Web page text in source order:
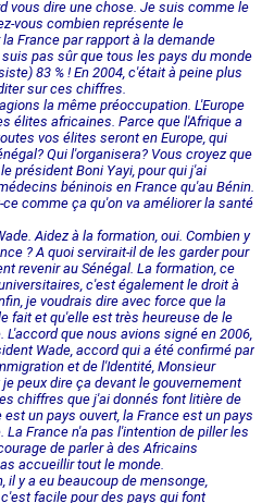
vous dire une chose. Je suis comme le
vous combien représente le
France par rapport à la demande
pas sûr que tous les pays du monde
83 % ! En 2004, c'était à peine plus
sur ces chiffres.
la même préoccupation. L'Europe
élites africaines. Parce que l'Afrique a
vos élites seront en Europe, qui
Qui l'organisera? Vous croyez que
président Boni Yayi, pour qui j'ai
béninois en France qu'au Bénin.
comme ça qu'on va améliorer la santé
Aidez à la formation, oui. Combien y
? A quoi servirait-il de les garder pour
revenir au Sénégal. La formation, ce
c'est également le droit à
je voudrais dire avec force que la
fait et qu'elle est très heureuse de le
que nous avions signé en 2006,
Wade, accord qui a été confirmé par
et de l'Identité, Monsieur
peux dire ça devant le gouvernement
chiffres que j'ai donnés font litière de
un pays ouvert, la France est un pays
La France n'a pas l'intention de piller les
de parler à des Africains
accueillir tout le monde.
il y a eu beaucoup de mensonge,
facile pour des pays qui font